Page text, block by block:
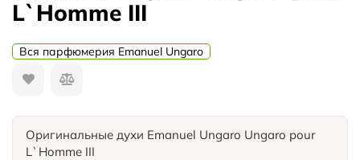
L`Homme III
Вся парфюмерия Emanuel Ungaro
Оригинальные духи Emanuel Ungaro Ungaro pour
L`Homme III